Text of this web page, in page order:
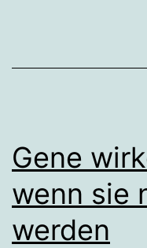
Gene
wenn sie
werden